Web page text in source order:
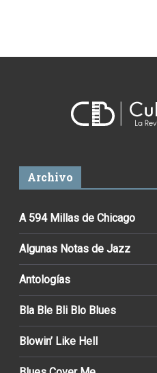
Archivo
A 594 Millas de Chicago
Algunas Notas de Jazz
Antologías
Bla Ble Bli Blo Blues
Blowin’ Like Hell